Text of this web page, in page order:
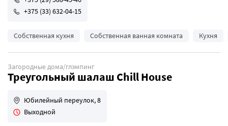
Гостевые дома
Агроусадьбы
+375 (33) 632-04-15
Собственная кухня Собственная ванная комната Кухня
Загородные дома/глэмпинг
Треугольный шалаш Chill House
Юбилейный переулок, 8
Выходной